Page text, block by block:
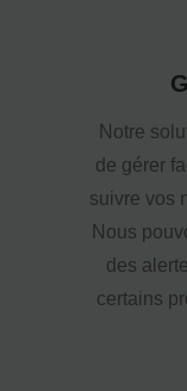
Notre
de gérer
suivre vos
Nous
des
certains